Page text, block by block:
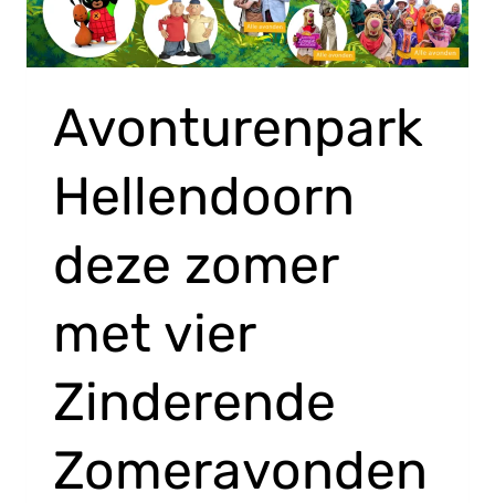
Avonturenpark
Hellendoorn
deze zomer
met vier
Zinderende
Zomeravonden